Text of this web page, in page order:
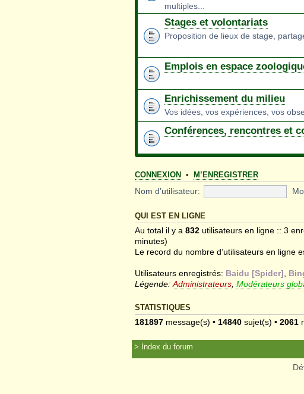
multiples...
Stages et volontariats
Proposition de lieux de stage,
Emplois en espace
Enrichissement du milieu
Vos idées, vos expériences, vos
Conférences, rencontres et
CONNEXION • M’ENREGISTRER
Nom d’utilisateur:
QUI EST EN LIGNE
Au total il y a 832 utilisateurs en ligne :: 3
minutes)
Le record du nombre d’utilisateurs en ligne
Utilisateurs enregistrés: Baidu [Spider],
Légende:Administrateurs, Modérateurs
STATISTIQUES
181897 message(s) • 14840 sujet(s) • 2061
Index du forum